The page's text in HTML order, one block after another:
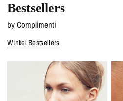
Bestsellers
by Complimenti
Winkel Bestsellers